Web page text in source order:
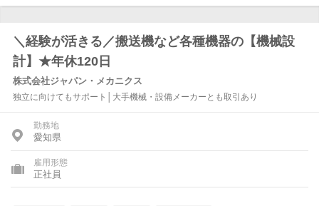
＼経験が活きる／搬送機など各種機器の【機械設
計】★年休120日
株式会社ジャパン・メカニクス
独立に向けてもサポート│大手機械・設備メーカーとも取引あり
勤務地
愛知県
雇用形態
正社員